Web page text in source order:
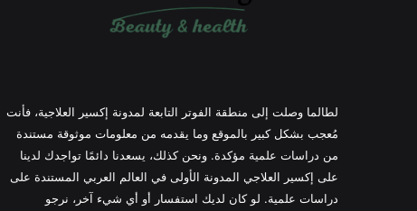
لطالما وصلت إلى منطقة الفوتر التابعة لمدونة إكسير العلاجية، فأنت
مُعجب بشكل كبير بالموقع وما يقدمه من معلومات موثوقة مستندة
من دراسات علمية مؤكدة. ونحن كذلك، يسعدنا دائمًا تواجدك لدينا
على إكسير العلاجي المدونة الأولى في العالم العربي المستندة على
دراسات علمية. لو كان لديك استفسار أو أي شيء آخر، نرجو